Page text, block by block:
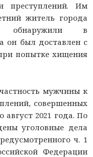
преступлений. Им
житель города
обнаружили в
он был доставлен с
попытке хищения
мужчины к
совершенных
август 2021 года. По
уголовные дела
ч. 1
Федерации